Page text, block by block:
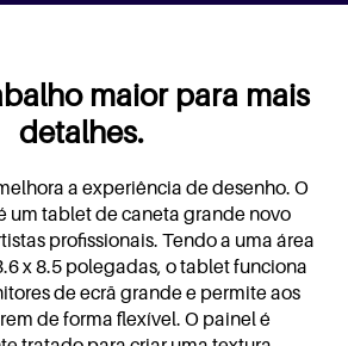
maior para mais
detalhes.
a experiência de desenho. O
um tablet de caneta grande novo
profissionais. Tendo a uma área
x 8.5 polegadas, o tablet funciona
de ecrã grande e permite aos
de forma flexível. O painel é